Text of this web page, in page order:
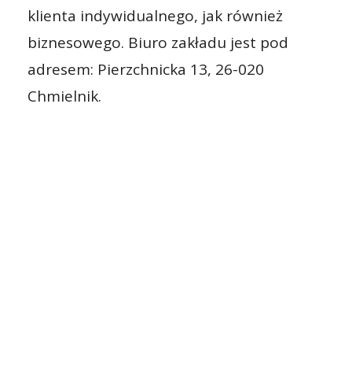
klienta indywidualnego, jak również
biznesowego. Biuro zakładu jest pod
adresem: Pierzchnicka 13, 26-020
Chmielnik.